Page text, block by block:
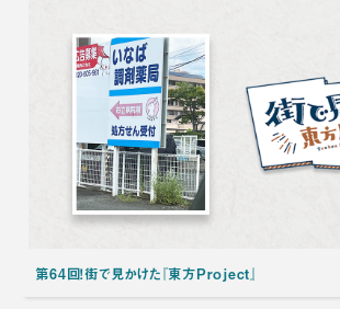
第64回！街で見かけた『東方Project』